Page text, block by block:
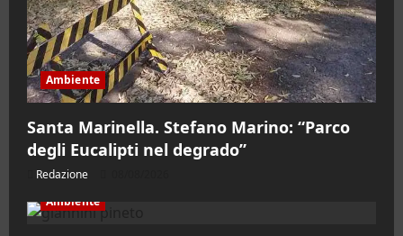
Ambiente
Santa Marinella. Stefano Marino: “Parco
degli Eucalipti nel degrado”
Redazione
Ambiente